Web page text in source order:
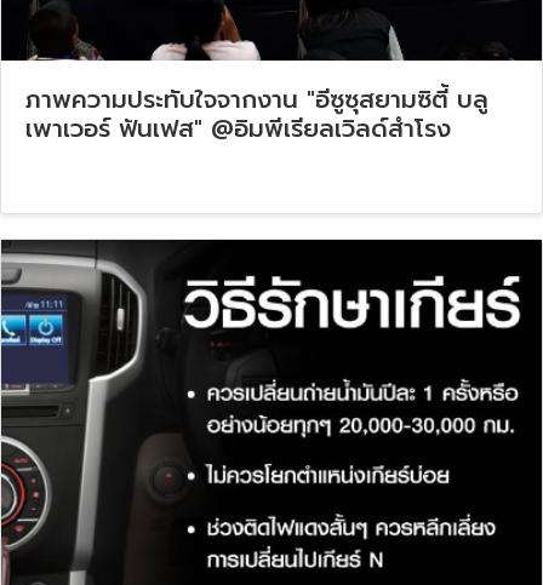
ภาพความประทับใจจากงาน "อีซูซุสยามซิตี้ บลู
เพาเวอร์ ฟันเฟส" @อิมพีเรียลเวิลด์สำโรง